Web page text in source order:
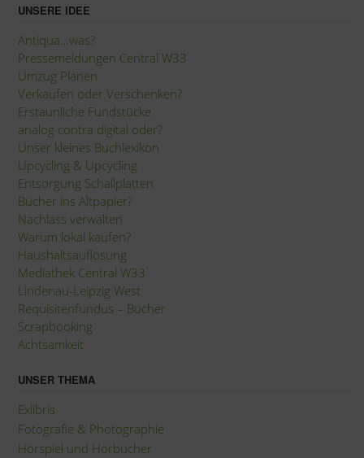
a
gr
a
m
UNSERE IDEE
Antiqua…was?
Pressemeldungen Central W33
Umzug Planen
Verkaufen oder Verschenken?
Erstaunliche Fundstücke
analog contra digital oder?
Unser kleines Buchlexikon
Upcycling & Upcycling
Entsorgung Schallplatten
Bücher ins Altpapier?
Nachlass verwalten
Warum lokal kaufen?
Haushaltsauflösung
Mediathek Central W33
Lindenau-Leipzig West
Requisitenfundus – Bücher
Scrapbooking
Achtsamkeit
UNSER THEMA
Exlibris
Fotografie & Photographie
Hörspiel und Hörbücher